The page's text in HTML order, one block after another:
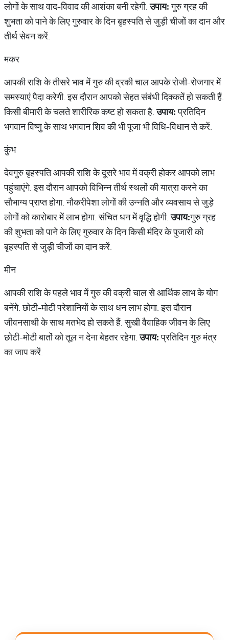
लोगों के साथ वाद-विवाद की आशंका बनी रहेगी.उपाय:गुरु ग्रह की
शुभता को पाने के लिए गुरुवार के दिन बृहस्पति से जुड़ी चीजों का दान और
तीर्थ सेवन करें.
मकर
आपकी राशि के तीसरे भाव में गुरु की व्रकी चाल आपके रोजी-रोजगार में
समस्याएं पैदा करेगी. इस दौरान आपको सेहत संबंधी दिक्कतें हो सकती हैं.
किसी बीमारी के चलते शारीरिक कष्ट हो सकता है.उपाय:प्रतिदिन
भगवान विष्णु के साथ भगवान शिव की भी पूजा भी विधि-विधान से करें.
कुंभ
देवगुरु बृहस्पति आपकी राशि के दूसरे भाव में वक्री होकर आपको लाभ
पहुंचाएंगे. इस दौरान आपको विभिन्न तीर्थ स्थलों की यात्रा करने का
सौभाग्य प्राप्त होगा. नौकरीपेशा लोगों की उन्नति और व्यवसाय से जुड़े
लोगों को कारोबार में लाभ होगा. संचित धन में वृद्धि होगी.उपाय:गुरु ग्रह
की शुभता को पाने के लिए गुरुवार के दिन किसी मंदिर के पुजारी को
बृहस्पति से जुड़ी चीजों का दान करें.
मीन
आपकी राशि के पहले भाव में गुरु की वक्री चाल से आर्थिक लाभ के योग
बनेंगे. छोटी-मोटी परेशानियों के साथ धन लाभ होगा. इस दौरान
जीवनसाथी के साथ मतभेद हो सकते हैं. सुखी वैवाहिक जीवन के लिए
छोटी-मोटी बातों को तूल न देना बेहतर रहेगा.उपाय:प्रतिदिन गुरु मंत्र
का जाप करें.